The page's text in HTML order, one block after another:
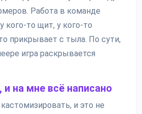
Работа в команде
кого-то щит, у кого-то
прикрывает с тыла. По сути,
игра раскрывается
на мне всё написано
и это не